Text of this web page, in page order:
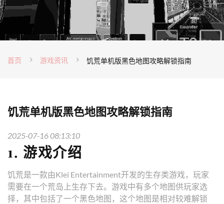
首页 游戏资讯 饥荒单机版黑色地图攻略解锁指南
饥荒单机版黑色地图攻略解锁指南
2025-07-16 08:13:10
1. 游戏介绍
饥荒是一款由Klei Entertainment开发的生存类游戏，玩家
需要在一个荒岛上生存下去。游戏中有多个地图供玩家选
择，其中包括了一个黑色地图，这个地图是相对较难解锁